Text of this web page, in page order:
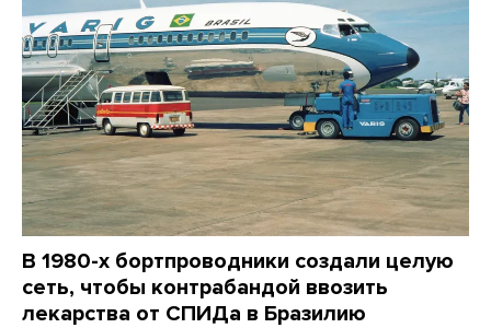
В 1980-х бортпроводники создали целую
сеть, чтобы контрабандой ввозить
лекарства от СПИДа в Бразилию